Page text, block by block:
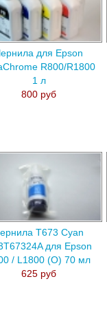
для Epson
R800/R1800
1 л
800 руб
T673 Cyan
для Epson
/ L1800 (О) 70 мл
625 руб